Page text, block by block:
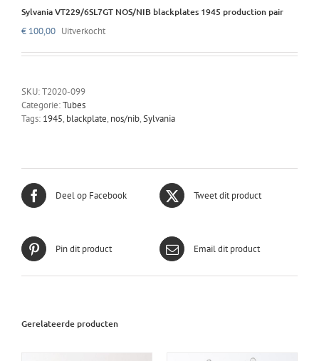
Sylvania VT229/6SL7GT NOS/NIB blackplates 1945 production pair
€ 100,00 Uitverkocht
SKU:T2020-099
Categorie:Tubes
Tags: 1945, blackplate, nos/nib,Sylvania
Deel op Facebook Tweet dit product
Pin dit product Email dit product
Gerelateerde producten